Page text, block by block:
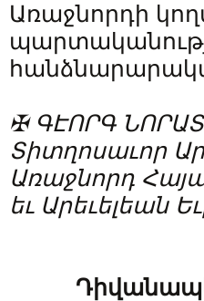
Առաջնորդի
✠ ԳԷՈՐԳ
Տիտղոսաւոր
Առաջնորդ
եւ Արեւելեան